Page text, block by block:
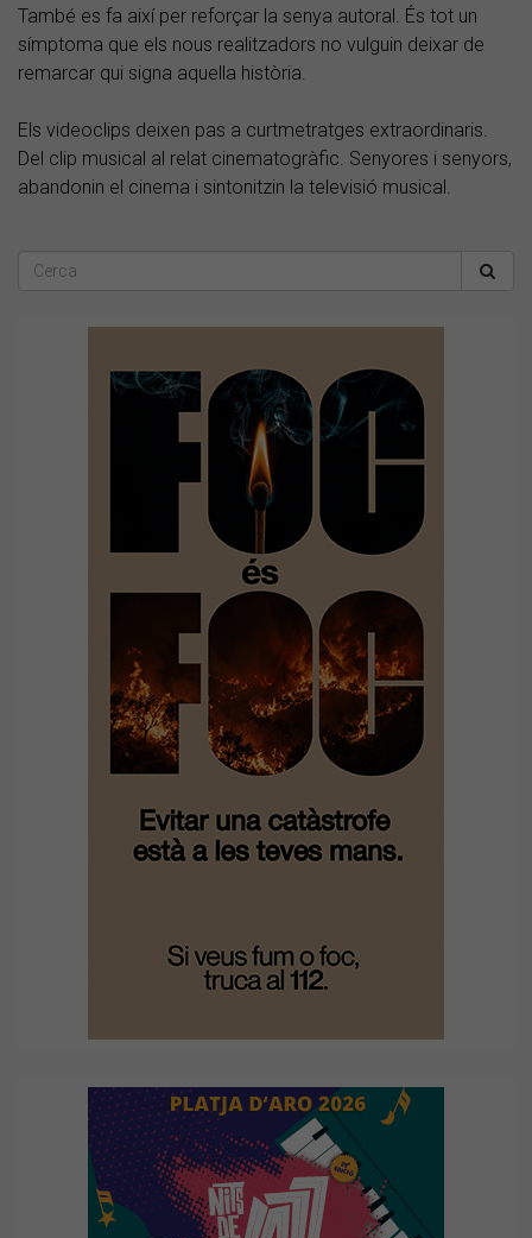
També es fa així per reforçar la senya autoral. És tot un
símptoma que els nous realitzadors no vulguin deixar de
remarcar qui signa aquella història.
Els videoclips deixen pas a curtmetratges extraordinaris.
Del clip musical al relat cinematogràfic. Senyores i senyors,
abandonin el cinema i sintonitzin la televisió musical.